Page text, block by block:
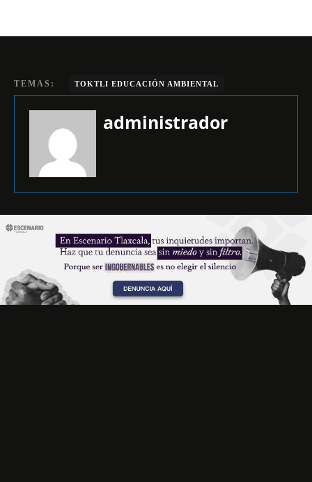
TEMAS: TOKTLI EDUCACIÓN AMBIENTAL
administrador